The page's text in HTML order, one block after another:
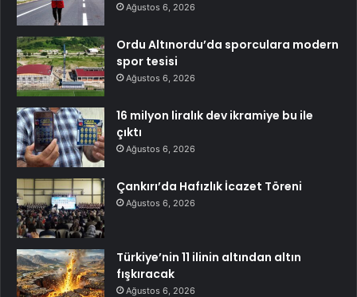
Ağustos 6, 2026
Ordu Altınordu’da sporculara modern
spor tesisi
Ağustos 6, 2026
16 milyon liralık dev ikramiye bu ile
çıktı
Ağustos 6, 2026
Çankırı’da Hafızlık İcazet Töreni
Ağustos 6, 2026
Türkiye’nin 11 ilinin altından altın
fışkıracak
Ağustos 6, 2026